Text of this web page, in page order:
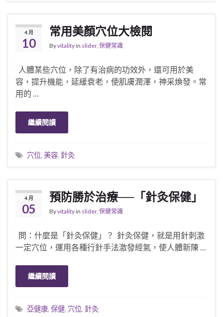
4 月
10
常用美顏穴位大檢閱
Byvitalityin slider, 保健常識
人體某些穴位，除了有治病的功效外，還可用於美
容，提升機能，延緩衰老，使肌膚潤澤，神采煥發。常
用的 …
繼續閱讀
穴位, 美容, 針灸
4 月
05
預防勝於治療──「針灸保健」
Byvitalityin slider, 保健常識
問：什麼是「針灸保健」？ 針灸保健，就是用針刺激
一定穴位，運用各種行針手法激發經氣，使人體新陳 …
繼續閱讀
亞健康, 保健, 穴位, 針灸